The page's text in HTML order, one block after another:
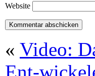
Website
« Video:
Ent-